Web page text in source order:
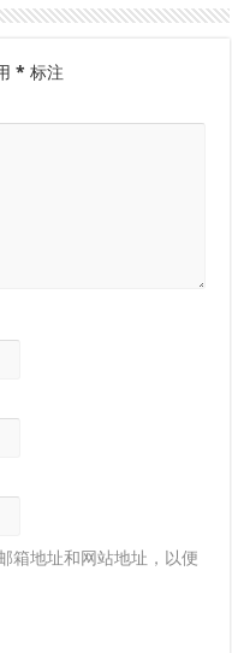
* 标注
箱地址和网站地址，以便